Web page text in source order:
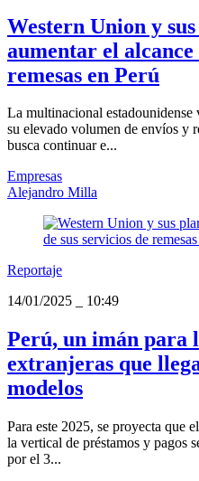
Western Union y
aumentar el alcance
remesas en Perú
La multinacional
su elevado volumen de envíos y
busca continuar e...
Empresas
Alejandro Milla
Reportaje
14/01/2025
10:49
Perú, un imán para
extranjeras que
modelos
Para este 2025, se proyecta que
la vertical de préstamos y pagos
por el 3...